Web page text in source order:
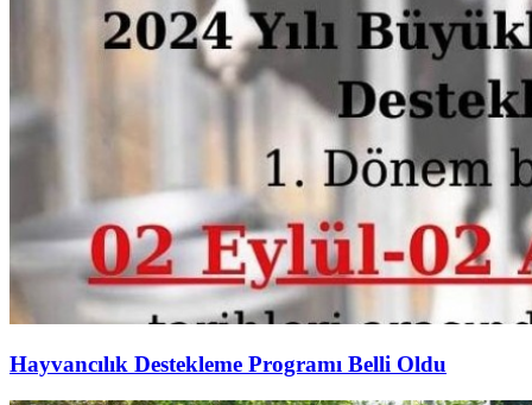
Hayvancılık Destekleme Programı Belli Oldu